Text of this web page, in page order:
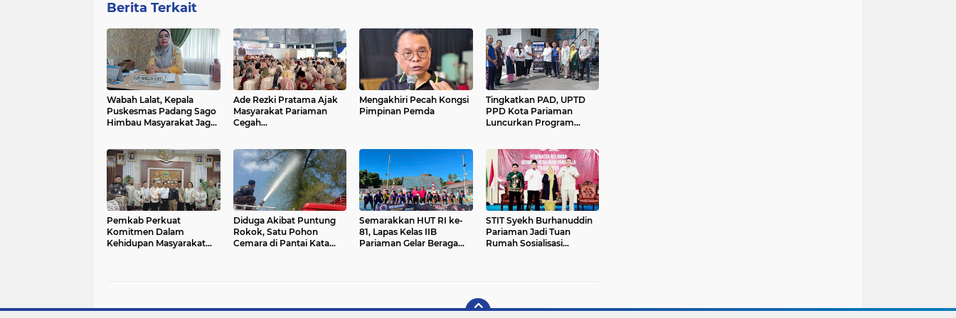
Berita Terkait
Wabah Lalat, Kepala
Puskesmas Padang Sago
Himbau Masyarakat Jaga
Ade Rezki Pratama Ajak
Masyarakat Pariaman
Cegah
DBD
Mengakhiri Pecah Kongsi
Pimpinan Pemda
Tingkatkan PAD, UPTD
PPD Kota Pariaman
Luncurkan Program
Pemkab Perkuat
Komitmen Dalam
Kehidupan Masyarakat
Diduga Akibat Puntung
Rokok, Satu Pohon
Cemara di Pantai Kata
Semarakkan HUT RI ke-
81, Lapas Kelas IIB
Pariaman Gelar Beragam
STIT Syekh Burhanuddin
Pariaman Jadi Tuan
Rumah Sosialisasi